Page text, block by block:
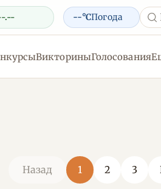
.-- --°CПогода
ВикториныГолосования
Назад 1 2 3